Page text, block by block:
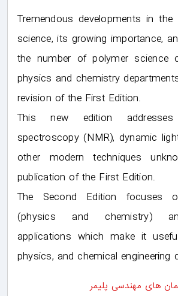
Tremendous developments in
science, its growing importance,
the number of polymer science
physics and chemistry
revision of the First Edition.
This new edition
spectroscopy (NMR), dynamic
other modern techniques
publication of the First Edition.
The Second Edition focuses
(physics and chemistry)
applications which make it
physics, and chemical engineering
های مهندسی پلیمر